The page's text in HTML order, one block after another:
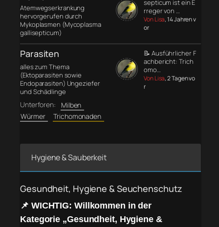
Atemwegserkrankung
hervorgerufen durch
Mykoplasmen (Mycoplasma
gallisepticum)
septicum ist ein E
rreger von …
Von Lisa, 14 Jahren v
or
Parasiten
alles zum Thema
(Ektoparasiten sowie
Endoparasiten) Ungeziefer
und Schädlinge
Unterforen:
Milben
Würmer
Trichomonaden
📝 Ausführlicher F
achbericht: Trich
omo…
Von Lisa, 2 Tagen vo
r
Hygiene & Sauberkeit
Gesundheit, Hygiene & Seuchenschutz
📌 WICHTIG: Willkommen in der
Kategorie „Gesundheit, Hygiene &